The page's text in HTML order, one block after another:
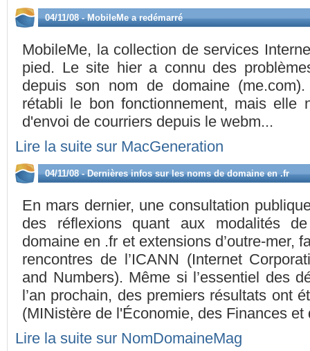
04/11/08 - MobileMe a redémarré
MobileMe, la collection de services
pied. Le site hier a connu des
depuis son nom de domaine
rétabli le bon fonctionnement, mais elle
d'envoi de courriers depuis le webm...
Lire la suite sur MacGeneration
04/11/08 - Dernières infos sur les noms de domaine en .fr
En mars dernier, une consultation
des réflexions quant aux modalités
domaine en .fr et extensions d’outre-mer,
rencontres de l’ICANN (Internet
and Numbers). Même si l’essentiel des
l’an prochain, des premiers résultats ont
(MINistère de l'Économie, des Finances et
Lire la suite sur NomDomaineMag